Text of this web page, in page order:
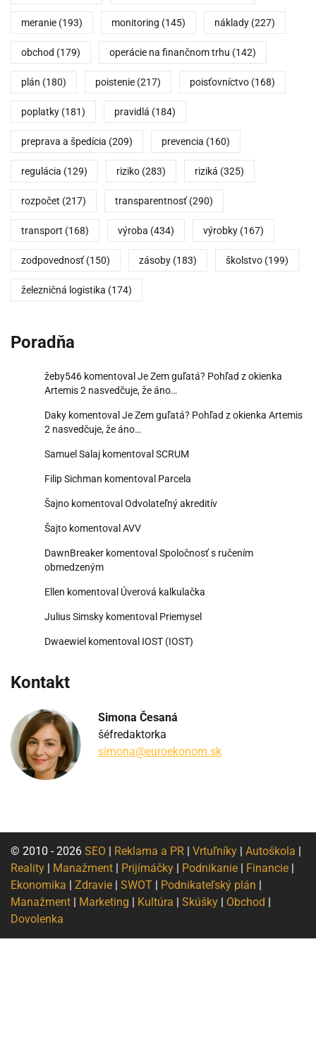
meranie (193) monitoring (145) náklady (227)
obchod (179) operácie na finančnom trhu (142)
plán (180) poistenie (217) poisťovníctvo (168)
poplatky (181) pravidlá (184)
preprava a špedícia (209) prevencia (160)
regulácia (129) riziko (283) riziká (325)
rozpočet (217) transparentnosť (290)
transport (168) výroba (434) výrobky (167)
zodpovednosť (150) zásoby (183) školstvo (199)
železničná logistika (174)
Poradňa
žeby546 komentoval Je Zem guľatá? Pohľad z okienka
Artemis 2 nasvedčuje, že áno…
Daky komentoval Je Zem guľatá? Pohľad z okienka Artemis
2 nasvedčuje, že áno…
Samuel Salaj komentoval SCRUM
Filip Sichman komentoval Parcela
Šajno komentoval Odvolateľný akreditív
Šajto komentoval AVV
DawnBreaker komentoval Spoločnosť s ručením
obmedzeným
Ellen komentoval Úverová kalkulačka
Julius Simsky komentoval Priemysel
Dwaewiel komentoval IOST (IOST)
Kontakt
Simona Česaná
šéfredaktorka
simona@euroekonom.sk
© 2010 - 2026 SEO | Reklama a PR | Vrtuľníky | Autoškola |
Reality | Manažment | Prijímáčky | Podnikanie | Financie |
Ekonomika | Zdravie | SWOT | Podnikateľský plán |
Manažment | Marketing | Kultúra | Skúšky | Obchod |
Dovolenka